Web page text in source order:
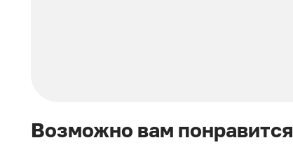
Возможно вам понравится